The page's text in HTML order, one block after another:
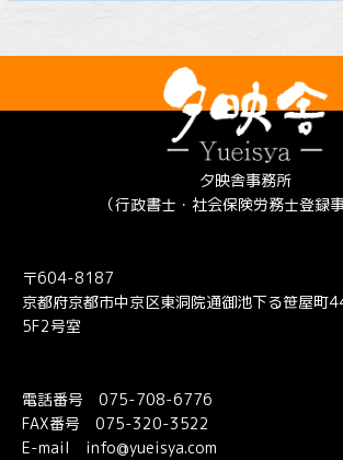
夕映舎事務所
（行政書士・社会保険労務士登録
〒604-8187
京都府京都市中京区東洞院通御池下る笹屋町
5F2号室
電話番号 075-708-6776
FAX番号 075-320-3522
E-mail info@yueisya.com